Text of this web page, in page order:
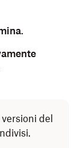
.
del